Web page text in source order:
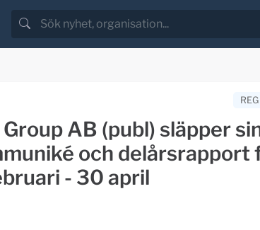
REG
AB (publ) släpper
och delårsrapport
- 30 april